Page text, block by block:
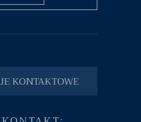
KONTAKTOWE